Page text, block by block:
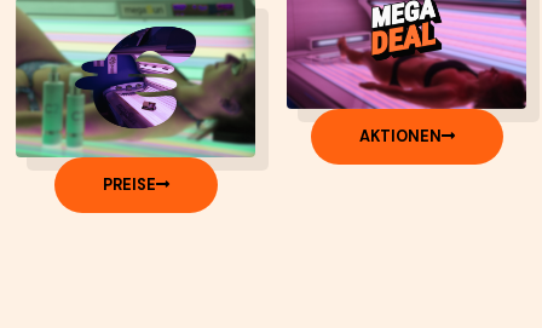
PREISE
AKTIONEN